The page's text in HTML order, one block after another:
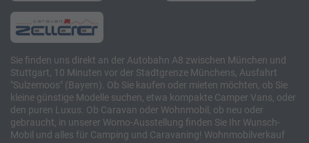
Sie finden uns direkt an der Autobahn A8 zwischen München und
Stuttgart, 10 Minuten vor der Stadtgrenze Münchens, Ausfahrt
"Sulzemoos" (Bayern). Ob Sie kaufen oder mieten möchten, ob Sie
kleine günstige Modelle suchen, etwa kompakte Camper Vans, oder
den puren Luxus. Ob Caravan oder Wohnmobil, ob neu oder
gebraucht, in unserer Womo-Ausstellung finden Sie Ihr Wunsch-
Mobil und alles für Camping und Caravaning! Wohnmobilverkauf